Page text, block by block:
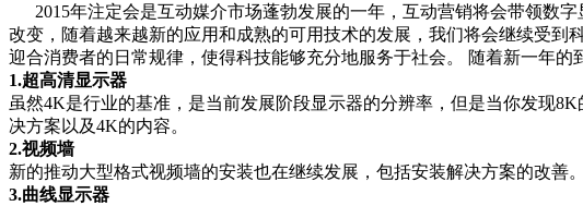
2015年注定会是互动媒介市场蓬勃发展的一年，互动营销将会带领数
改变，随着越来越新的应用和成熟的可用技术的发展，我们将会继续受
迎合消费者的日常规律，使得科技能够充分地服务于社会。 随着新一年
1.超高清显示器
虽然4K是行业的基准，是当前发展阶段显示器的分辨率，但是当你发现
决方案以及4K的内容。
2.视频墙
新的推动大型格式视频墙的安装也在继续发展，包括安装解决方案的改善
3.曲线显示器